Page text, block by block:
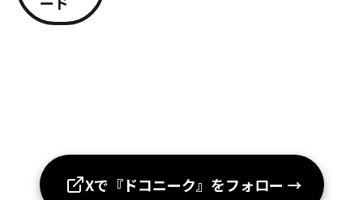
Xで『ドコニーク』をフォロー →